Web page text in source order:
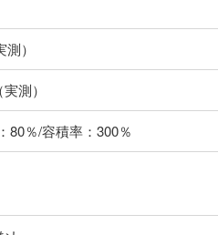
関によって異なります。
円/月
されている金融機関等にご確認の
ます。初期設定で自動入力されてい
貸出金利とは何ら関係がなく、実際
ら保証するものではありません。返
ております。入力された金利を35年
います。
ります。ご注意ください。実際にお
ずご自身でご確認をお願いいたしま
測）
（実測）
80％/容積率：300％